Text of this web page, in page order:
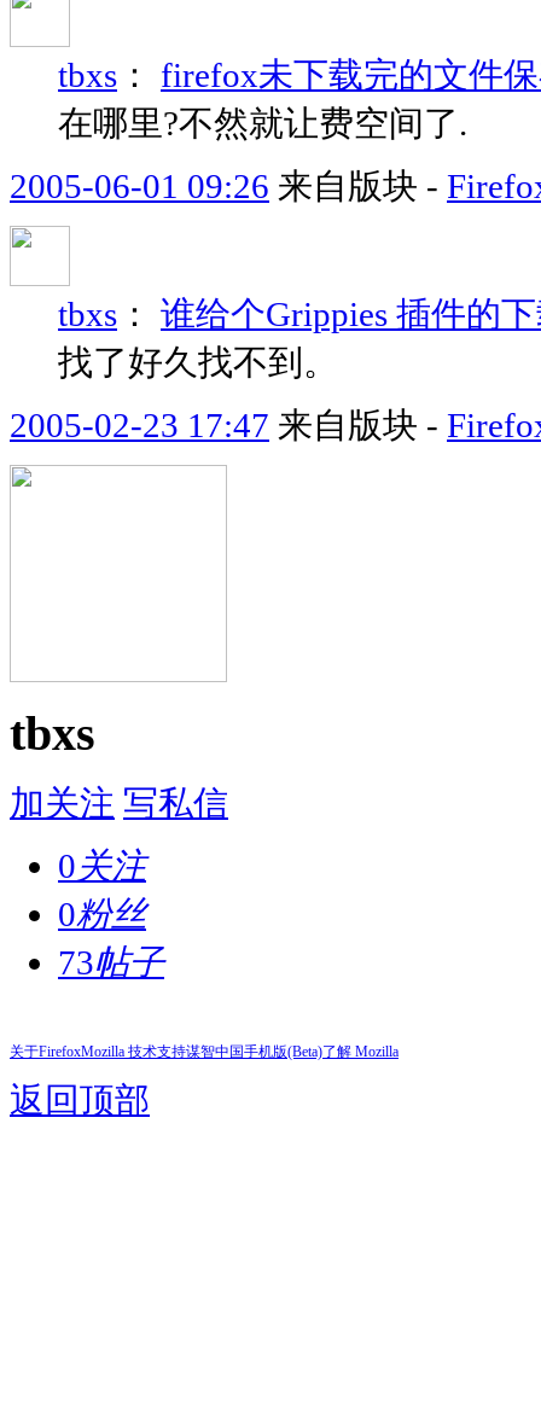
tbxs ： firefox未下载完的文件
在哪里?不然就让费空间了.
2005-06-01 09:26 来自版块 -
tbxs ： 谁给个Grippies 插件的
找了好久找不到。
2005-02-23 17:47 来自版块 -
tbxs
加关注 写私信
0关注
0粉丝
73帖子
关于FirefoxMozilla 技术支持谋智中国手机版(Beta)了解 Mozilla
返回顶部